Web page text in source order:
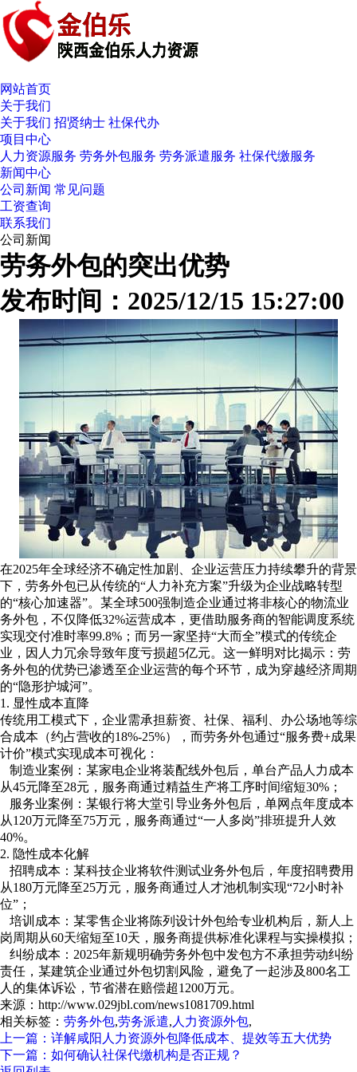
网站首页
关于我们
关于我们 招贤纳士 社保代办
项目中心
人力资源服务 劳务外包服务 劳务派遣服务 社保代缴服务
新闻中心
公司新闻 常见问题
工资查询
联系我们
公司新闻
劳务外包的突出优势
发布时间：2025/12/15 15:27:00
在2025年全球经济不确定性加剧、企业运营压力持续攀升的背景
下，劳务外包已从传统的“人力补充方案”升级为企业战略转型
的“核心加速器”。某全球500强制造企业通过将非核心的物流业
务外包，不仅降低32%运营成本，更借助服务商的智能调度系统
实现交付准时率99.8%；而另一家坚持“大而全”模式的传统企
业，因人力冗余导致年度亏损超5亿元。这一鲜明对比揭示：劳
务外包的优势已渗透至企业运营的每个环节，成为穿越经济周期
的“隐形护城河”。
1. ‌显性成本直降‌
传统用工模式下，企业需承担薪资、社保、福利、办公场地等综
合成本（约占营收的18%-25%），而劳务外包通过“服务费+成果
计价”模式实现成本可视化：
制造业案例‌：某家电企业将装配线外包后，单台产品人力成本
从45元降至28元，服务商通过精益生产将工序时间缩短30%；
‌ 服务业案例‌：某银行将大堂引导业务外包后，单网点年度成本
从120万元降至75万元，服务商通过“一人多岗”排班提升人效
40%。
2. ‌隐性成本化解‌
‌ 招聘成本‌：某科技企业将软件测试业务外包后，年度招聘费用
从180万元降至25万元，服务商通过人才池机制实现“72小时补
位”；
‌ 培训成本‌：某零售企业将陈列设计外包给专业机构后，新人上
岗周期从60天缩短至10天，服务商提供标准化课程与实操模拟；
‌ 纠纷成本‌：2025年新规明确劳务外包中发包方不承担劳动纠纷
责任，某建筑企业通过外包切割风险，避免了一起涉及800名工
人的集体诉讼，节省潜在赔偿超1200万元。
来源：http://www.029jbl.com/news1081709.html
相关标签： 劳务外包,劳务派遣, 人力资源外包,
上一篇：详解咸阳人力资源外包降低成本、提效等五大优势
下一篇：如何确认社保代缴机构是否正规？